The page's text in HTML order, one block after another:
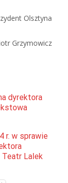
Olsztyna
Grzymowicz
dyrektora
r. w sprawie
Lalek